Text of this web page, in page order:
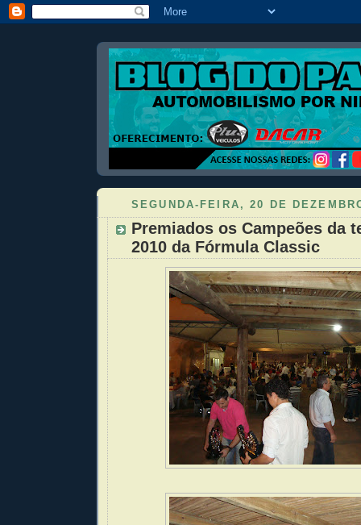
SEGUNDA-FEIRA, 20 DE
Premiados os Campeões da
2010 da Fórmula Classic